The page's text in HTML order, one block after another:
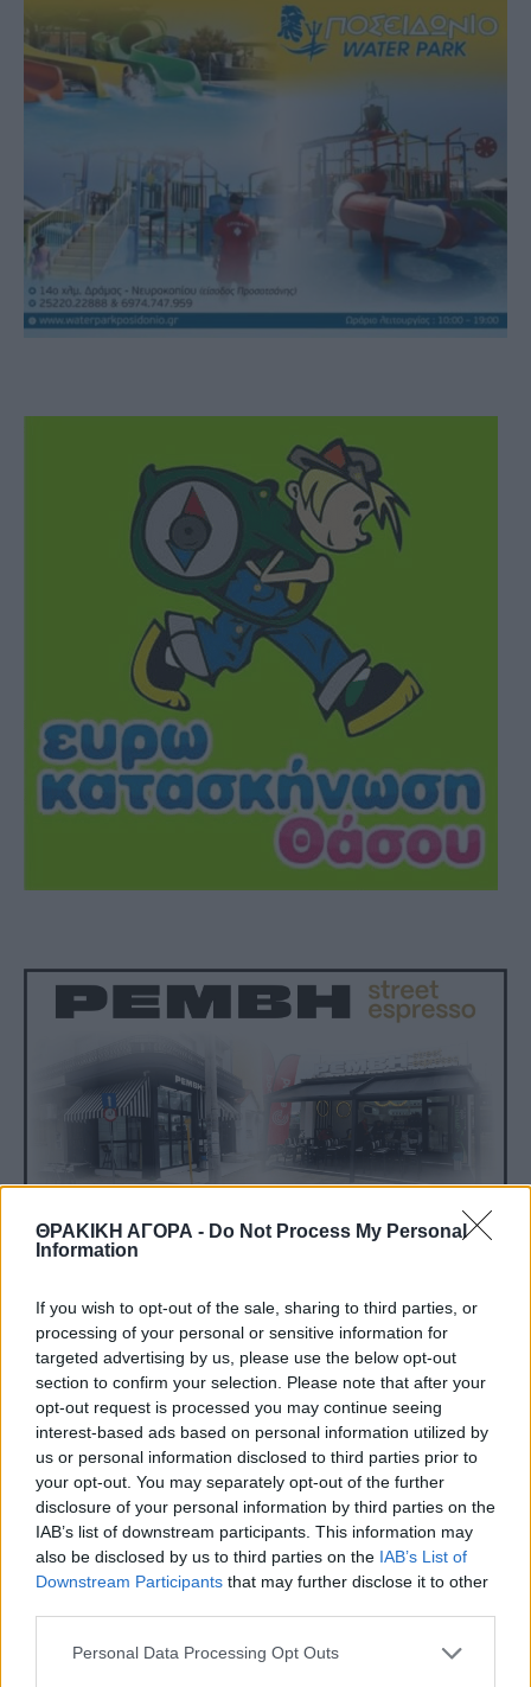
ΘΡΑΚΙΚΗ ΑΓΟΡΑ - Do Not Process My Personal
Information
If you wish to opt-out of the sale, sharing to third parties, or
processing of your personal or sensitive information for
targeted advertising by us, please use the below opt-out
section to confirm your selection. Please note that after your
opt-out request is processed you may continue seeing
interest-based ads based on personal information utilized by
us or personal information disclosed to third parties prior to
your opt-out. You may separately opt-out of the further
disclosure of your personal information by third parties on the
IAB’s list of downstream participants. This information may
also be disclosed by us to third parties on the IAB’s List of
Downstream Participants that may further disclose it to other
Personal Data Processing Opt Outs